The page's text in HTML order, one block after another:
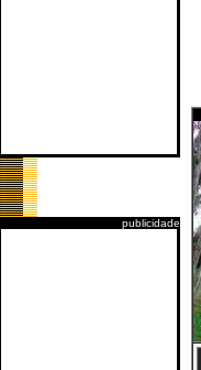
publicidade